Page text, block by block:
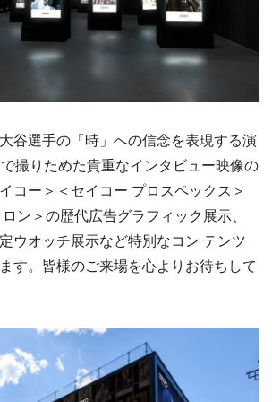
谷選手の「時」への信念を表現する演
撮りためた貴重なインタビュー映像の
コー＞＜セイコー プロスペックス＞
ン＞の歴代広告グラフィック展示、
ウオッチ展示など特別なコン テンツ
す。皆様のご来場を心よりお待ちして